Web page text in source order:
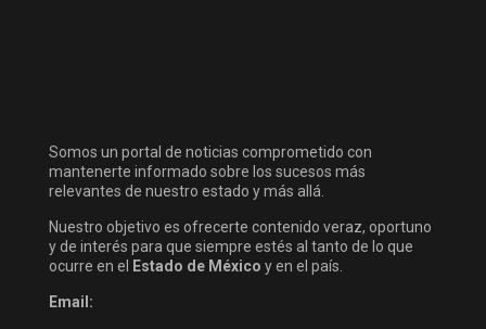
Somos un portal de noticias comprometido con
mantenerte informado sobre los sucesos más
relevantes de nuestro estado y más allá.
Nuestro objetivo es ofrecerte contenido veraz, oportuno
y de interés para que siempre estés al tanto de lo que
ocurre en el
Estado de México y en el país.
Email: